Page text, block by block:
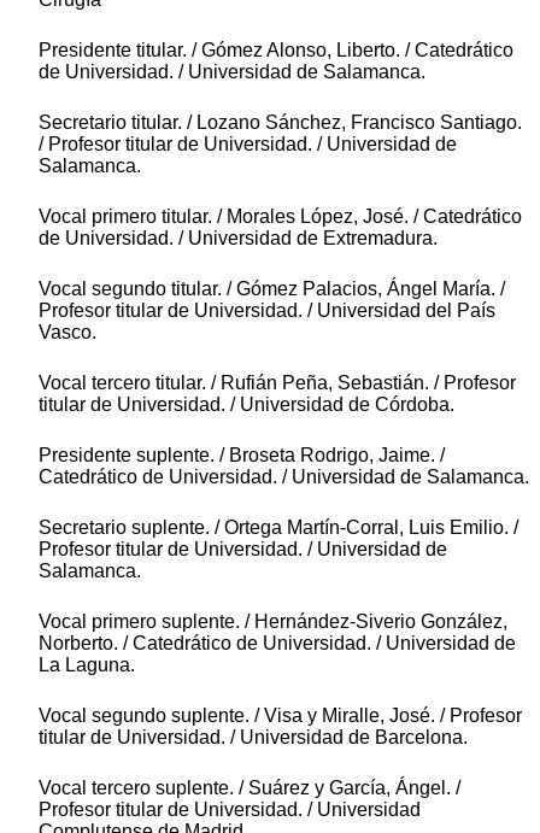
Presidente titular. / Gómez Alonso, Liberto. / Catedrático
de Universidad. / Universidad de Salamanca.
Secretario titular. / Lozano Sánchez, Francisco Santiago.
/ Profesor titular de Universidad. / Universidad de
Salamanca.
Vocal primero titular. / Morales López, José. / Catedrático
de Universidad. / Universidad de Extremadura.
Vocal segundo titular. / Gómez Palacios, Ángel María. /
Profesor titular de Universidad. / Universidad del País
Vasco.
Vocal tercero titular. / Rufián Peña, Sebastián. / Profesor
titular de Universidad. / Universidad de Córdoba.
Presidente suplente. / Broseta Rodrigo, Jaime. /
Catedrático de Universidad. / Universidad de Salamanca.
Secretario suplente. / Ortega Martín-Corral, Luis Emilio. /
Profesor titular de Universidad. / Universidad de
Salamanca.
Vocal primero suplente. / Hernández-Siverio González,
Norberto. / Catedrático de Universidad. / Universidad de
La Laguna.
Vocal segundo suplente. / Visa y Miralle, José. / Profesor
titular de Universidad. / Universidad de Barcelona.
Vocal tercero suplente. / Suárez y García, Ángel. /
Profesor titular de Universidad. / Universidad